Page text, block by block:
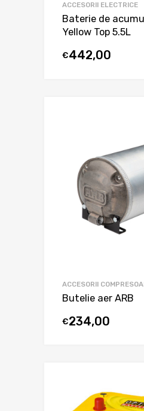
ACCESORII ELECTRICE
Baterie de
Yellow Top 5.5L
€442,00
ACCESORII
Butelie aer ARB
€234,00